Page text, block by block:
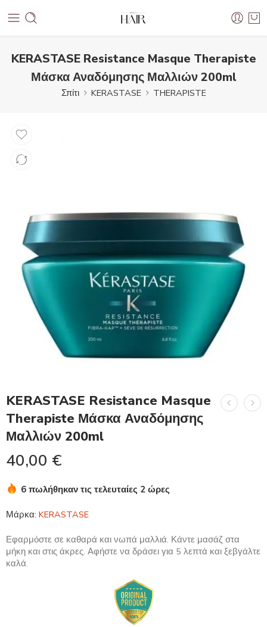
KERASTASE Resistance Masque Therapiste
Μάσκα Αναδόμησης Μαλλιών 200ml
Σπίτι KERASTASE THERAPISTE
KERASTASE Resistance Masque
Therapiste Μάσκα Αναδόμησης
Μαλλιών 200ml
40,00 €
6 πωλήθηκαν τις τελευταίες 2 ώρες
Μάρκα: KERASTASE
Εφαρμόστε σε καθαρά και νωπά μαλλιά. Κάντε μασάζ στα
μήκη και στις άκρες. Αφήστε να δράσει για 5 λεπτά και ξεβγάλτε
καλά.